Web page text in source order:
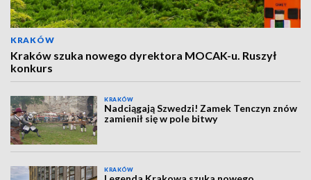
KRAKÓW
Kraków szuka nowego dyrektora MOCAK-u. Ruszył
konkurs
KRAKÓW
Nadciągają Szwedzi! Zamek Tenczyn znów
zamienił się w pole bitwy
KRAKÓW